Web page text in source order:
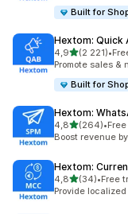
Built for
Hextom: Quick
4,9na 5(2 221)
Łączna liczba
•
Promote sales &
Built for
Hextom:
4,8na 5(264)
Łączna liczba
•
Boost revenue
Hextom:
4,8na 5(34)
Łączna liczba
•Free
Provide